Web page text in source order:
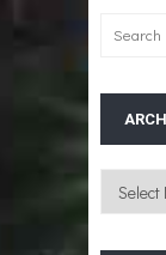
Archives